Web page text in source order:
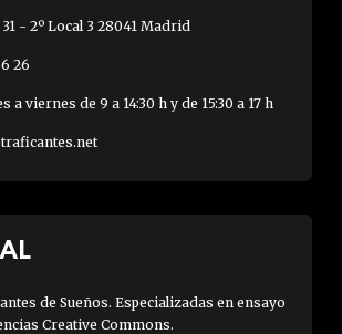
- 2º Local 3 28041 Madrid
26
a viernes de 9 a 14:30 h y de 15:30 a 17 h
de Sueños. Especializadas en ensayo
Creative Commons.